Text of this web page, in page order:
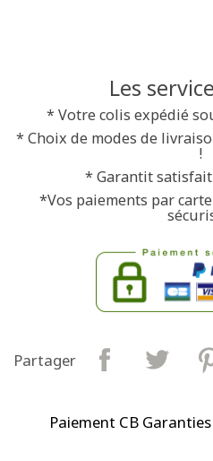
Les
* Votre colis expédié
* Choix de modes de
!
* Garantit
*Vos paiements par
Partager
Paiement CB